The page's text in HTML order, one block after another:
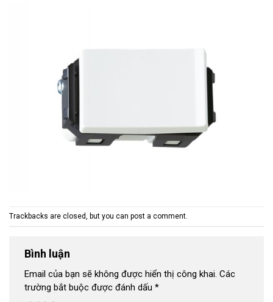
Trackbacks are closed, but you can post a comment.
Bình luận
Email của bạn sẽ không được hiển thị công khai. Các
trường bắt buộc được đánh dấu *